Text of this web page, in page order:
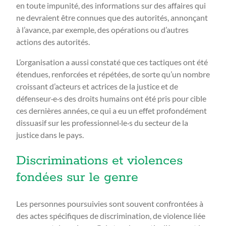
en toute impunité, des informations sur des affaires qui
ne devraient être connues que des autorités, annonçant
à l’avance, par exemple, des opérations ou d’autres
actions des autorités.
L’organisation a aussi constaté que ces tactiques ont été
étendues, renforcées et répétées, de sorte qu’un nombre
croissant d’acteurs et actrices de la justice et de
défenseur·e·s des droits humains ont été pris pour cible
ces dernières années, ce qui a eu un effet profondément
dissuasif sur les professionnel·le·s du secteur de la
justice dans le pays.
Discriminations et violences
fondées sur le genre
Les personnes poursuivies sont souvent confrontées à
des actes spécifiques de discrimination, de violence liée